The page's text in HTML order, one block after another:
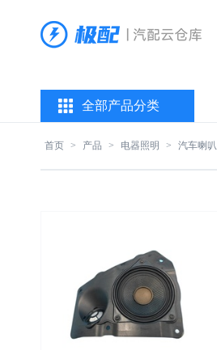
全部产品分类
首页 > 产品 > 电器照明 > 汽车喇叭